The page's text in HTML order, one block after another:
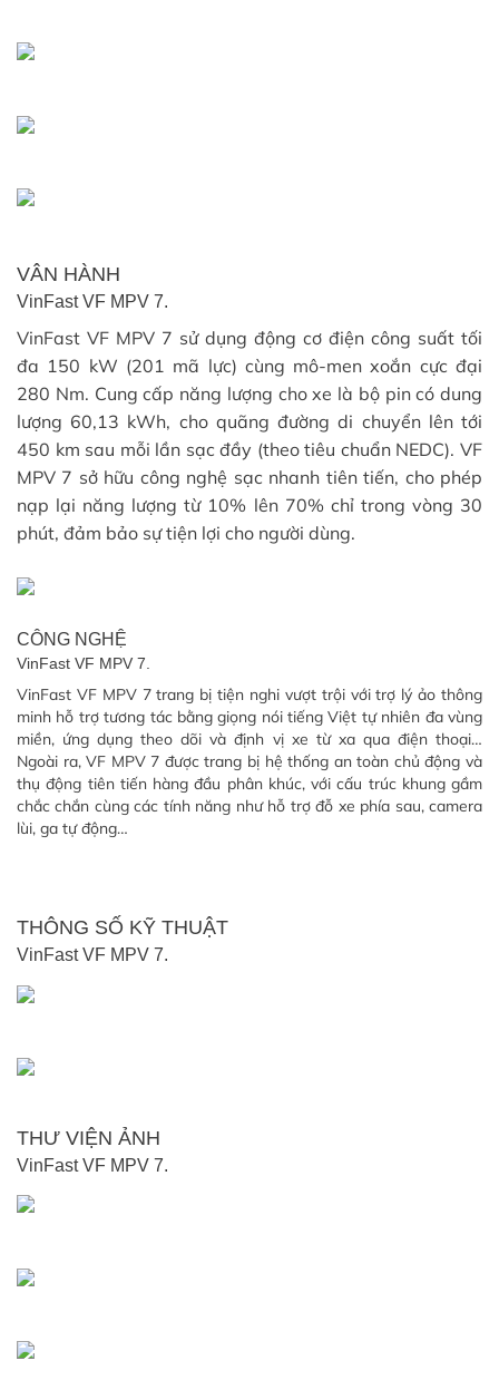
VÂN HÀNH
VinFast VF MPV 7.
VinFast VF MPV 7 sử dụng động cơ điện công suất tối
đa 150 kW (201 mã lực) cùng mô-men xoắn cực đại
280 Nm. Cung cấp năng lượng cho xe là bộ pin có dung
lượng 60,13 kWh, cho quãng đường di chuyển lên tới
450 km sau mỗi lần sạc đầy (theo tiêu chuẩn NEDC). VF
MPV 7 sở hữu công nghệ sạc nhanh tiên tiến, cho phép
nạp lại năng lượng từ 10% lên 70% chỉ trong vòng 30
phút, đảm bảo sự tiện lợi cho người dùng.
CÔNG NGHỆ
VinFast VF MPV 7.
VinFast VF MPV 7 trang bị tiện nghi vượt trội với trợ lý ảo thông
minh hỗ trợ tương tác bằng giọng nói tiếng Việt tự nhiên đa vùng
miền, ứng dụng theo dõi và định vị xe từ xa qua điện thoại…
Ngoài ra, VF MPV 7 được trang bị hệ thống an toàn chủ động và
thụ động tiên tiến hàng đầu phân khúc, với cấu trúc khung gầm
chắc chắn cùng các tính năng như hỗ trợ đỗ xe phía sau, camera
lùi, ga tự động…
THÔNG SỐ KỸ THUẬT
VinFast VF MPV 7.
THƯ VIỆN ẢNH
VinFast VF MPV 7.